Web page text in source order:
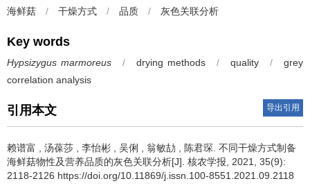
海鲜菇 / 干燥方式 / 品质 / 灰色关联分析
Key words
Hypsizygus marmoreus / drying methods / quality /
grey
correlation analysis
引用本文 导出引用
赖谱富 汤葆莎 李怡彬 吴俐 翁敏劼 陈君琛 不同干燥方式制备
海鲜菇物性及营养品质的灰色关联分析[J]. 核农学报, 2021, 35(9):
2118-2126 https://doi.org/10.11869/j.issn.100-8551.2021.09.2118